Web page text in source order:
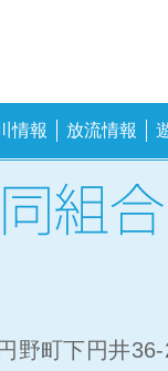
情報 放流情報
野町下円井